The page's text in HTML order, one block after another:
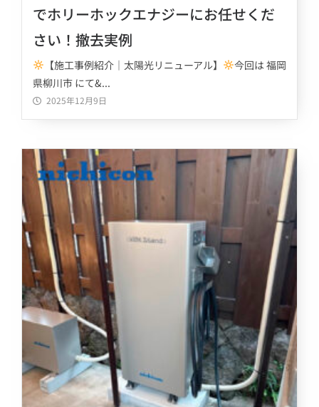
でホリーホックエナジーにお任せくだ
さい！撤去実例
【施工事例紹介｜太陽光リニューアル】
今回は 福岡
県柳川市 にて&...
2025年12月9日